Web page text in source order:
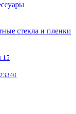
стекла и пленки
15
23340